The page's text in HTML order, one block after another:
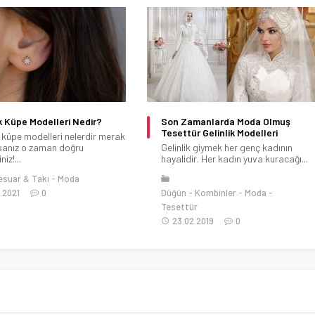
Moda Olmuş
Gelinlik Modelleri
her genç kadının
Her kadın yuva kuracağı...
Kombinler
Yazlık Hırka Modelleri Arasında
Nelerdir?
Yazlık hırka modelleri nelerdir merak
ediyorsanız o zaman doğru
Moda Style Kadın
Tesettür
16.08.2021